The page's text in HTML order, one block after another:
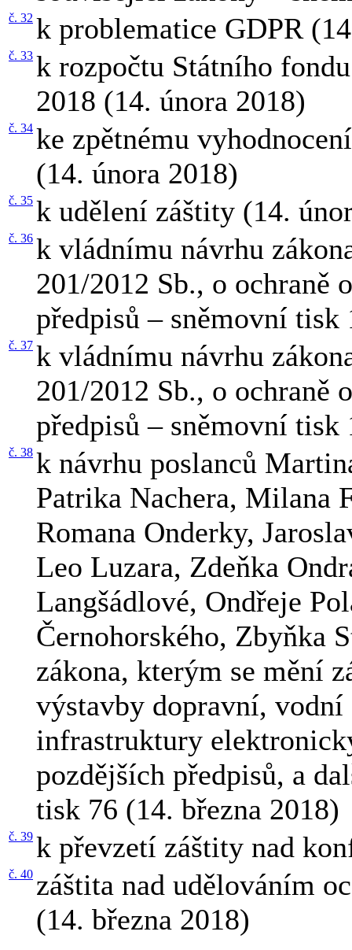
č. 32 k problematice GDPR
č. 33 k rozpočtu Státního
2018 (14. února 2018)
č. 34 ke zpětnému
(14. února 2018)
č. 35 k udělení záštity (14.
č. 36 k vládnímu návrhu
201/2012 Sb., o ochraně
předpisů – sněmovní
č. 37 k vládnímu návrhu
201/2012 Sb., o ochraně
předpisů – sněmovní
č. 38 k návrhu poslanců
Patrika Nachera, Milana
Romana Onderky,
Leo Luzara, Zdeňka
Langšádlové, Ondřeje
Černohorského, Zbyňka
zákona, kterým se mění
výstavby dopravní,
infrastruktury
pozdějších předpisů, a
tisk 76 (14. března 2018)
č. 39 k převzetí záštity nad
č. 40 záštita nad udělováním
(14. března 2018)